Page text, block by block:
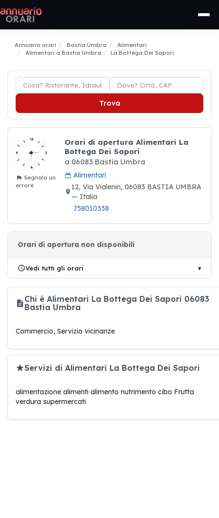
Annuario orari Bastia Umbra
Alimentari
Alimentari a Bastia Umbra
La Bottega Dei Sapori
Trova
Segnala un
errore
Orari di apertura Alimentari La
Bottega Dei Sapori
a 06083 Bastia Umbra
Alimentari
12, Via Vialenin, 06083 BASTIA UMBRA
— Italia
758010338
Orari di apertura non disponibili
Vedi tutti gli orari
Chi è Alimentari La Bottega Dei Sapori 06083
Bastia Umbra
Commercio, Servizio vicinanze
Servizi di Alimentari La Bottega Dei Sapori
alimentazione alimenti alimento nutrimento cibo Frutta
verdura supermercati